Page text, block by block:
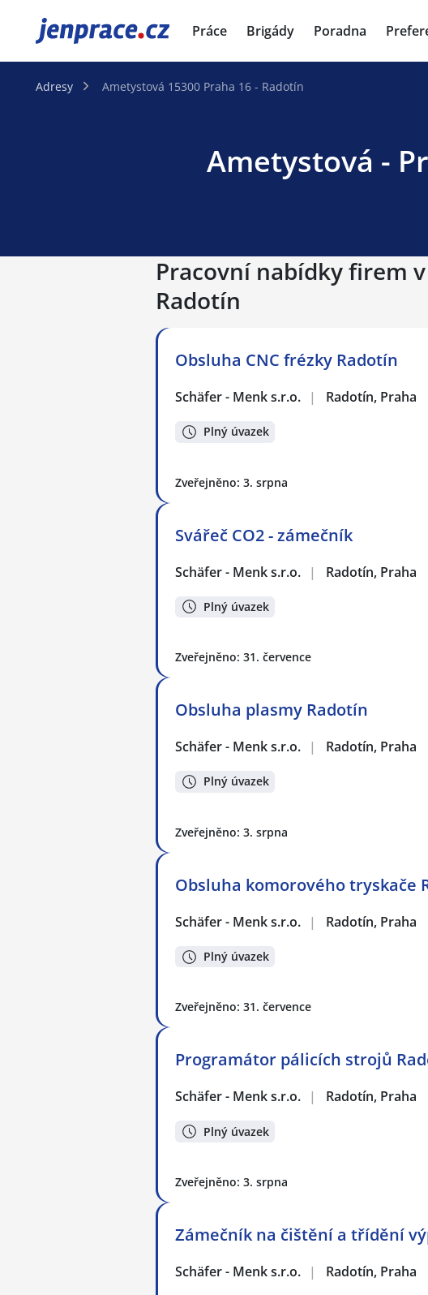
JenPráce.cz Práce Brigády Poradna
Adresy Ametystová 15300 Praha 16 - Radotín
Ametystová -
Pracovní nabídky firem
Radotín
Obsluha CNC frézky Radotín
Schäfer - Menk s.r.o. | Radotín, Praha
Plný úvazek
Zveřejněno: 3. srpna
Svářeč CO2 - zámečník
Schäfer - Menk s.r.o. | Radotín, Praha
Plný úvazek
Zveřejněno: 31. července
Obsluha plasmy Radotín
Schäfer - Menk s.r.o. | Radotín, Praha
Plný úvazek
Zveřejněno: 3. srpna
Obsluha komorového tryskače
Schäfer - Menk s.r.o. | Radotín, Praha
Plný úvazek
Zveřejněno: 31. července
Programátor pálicích strojů
Schäfer - Menk s.r.o. | Radotín, Praha
Plný úvazek
Zveřejněno: 3. srpna
Zámečník na čištění a třídění
Schäfer - Menk s.r.o. | Radotín, Praha